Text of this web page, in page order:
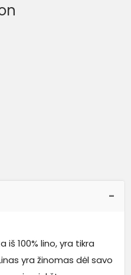
iš 100% lino, yra tikra
yra žinomas dėl savo